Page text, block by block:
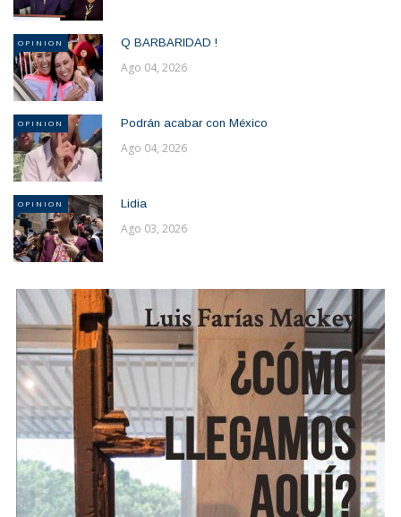
OPINION Q BARBARIDAD !
Ago 04, 2026
OPINION Podrán acabar con México
Ago 04, 2026
OPINION Lidia
Ago 03, 2026